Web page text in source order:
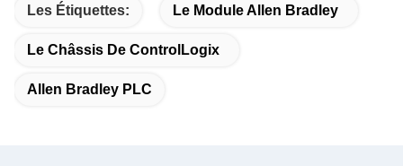
Les Étiquettes: Le Module Allen Bradley
Le Châssis De ControlLogix
Allen Bradley PLC